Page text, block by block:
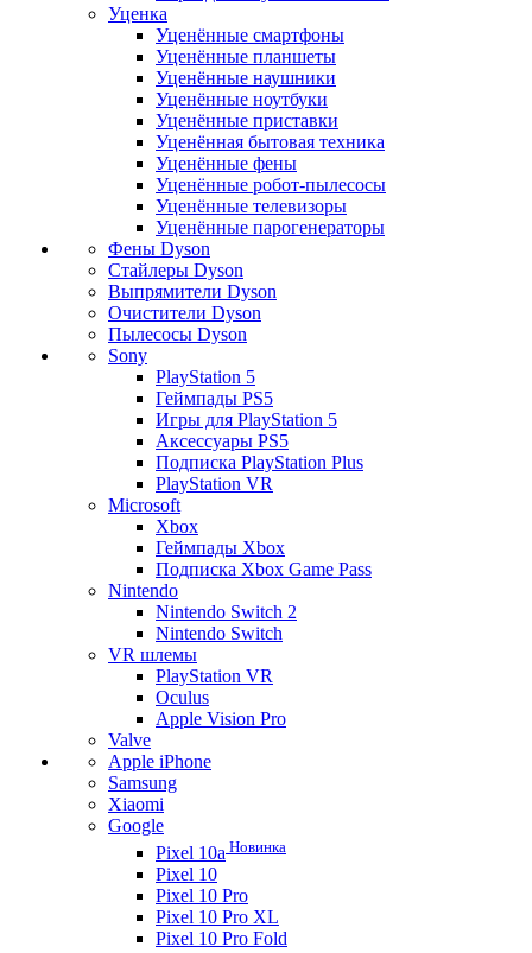
Уценка
Уценённые смартфоны
Уценённые планшеты
Уценённые наушники
Уценённые ноутбуки
Уценённые приставки
Уценённая бытовая техника
Уценённые фены
Уценённые робот-пылесосы
Уценённые телевизоры
Уценённые парогенераторы
Фены Dyson
Стайлеры Dyson
Выпрямители Dyson
Очистители Dyson
Пылесосы Dyson
Sony
PlayStation 5
Геймпады PS5
Игры для PlayStation 5
Аксессуары PS5
Подписка PlayStation Plus
PlayStation VR
Microsoft
Xbox
Геймпады Xbox
Подписка Xbox Game Pass
Nintendo
Nintendo Switch 2
Nintendo Switch
VR шлемы
PlayStation VR
Oculus
Apple Vision Pro
Valve
Apple iPhone
Samsung
Xiaomi
Google
Pixel 10a Новинка
Pixel 10
Pixel 10 Pro
Pixel 10 Pro XL
Pixel 10 Pro Fold